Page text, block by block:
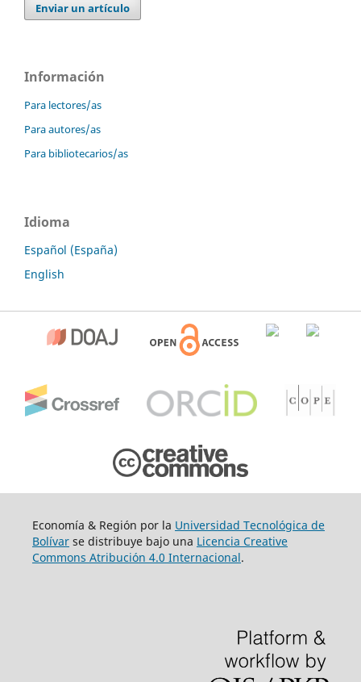
Enviar un artículo
Información
Para lectores/as
Para autores/as
Para bibliotecarios/as
Idioma
Español (España)
English
Economía & Región por la Universidad Tecnológica de
Bolívarse distribuye bajo una Licencia Creative
Commons Atribución 4.0 Internacional.